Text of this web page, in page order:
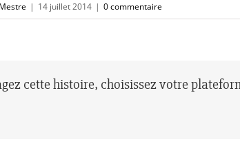
| 14 juillet 2014 | 0 commentaire
cette histoire, choisissez votre